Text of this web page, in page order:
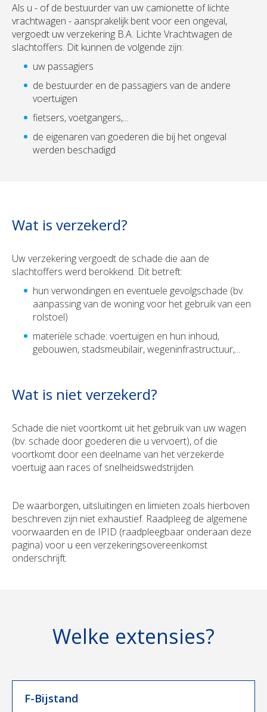
Als u - of de bestuurder van uw camionette of lichte
vrachtwagen - aansprakelijk bent voor een ongeval,
vergoedt uw verzekering B.A. Lichte Vrachtwagen de
slachtoffers. Dit kunnen de volgende zijn:
uw passagiers
de bestuurder en de passagiers van de andere
voertuigen
fietsers, voetgangers,...
de eigenaren van goederen die bij het ongeval
werden beschadigd
Wat is verzekerd?
Uw verzekering vergoedt de schade die aan de
slachtoffers werd berokkend. Dit betreft:
hun verwondingen en eventuele gevolgschade (bv.
aanpassing van de woning voor het gebruik van een
rolstoel)
materiële schade: voertuigen en hun inhoud,
gebouwen, stadsmeubilair, wegeninfrastructuur,...
Wat is niet verzekerd?
Schade die niet voortkomt uit het gebruik van uw wagen
(bv. schade door goederen die u vervoert), of die
voortkomt door een deelname van het verzekerde
voertuig aan races of snelheidswedstrijden.
De waarborgen, uitsluitingen en limieten zoals hierboven
beschreven zijn niet exhaustief. Raadpleeg de algemene
voorwaarden en de IPID (raadpleegbaar onderaan deze
pagina) voor u een verzekeringsovereenkomst
onderschrijft.
Welke extensies?
F-Bijstand